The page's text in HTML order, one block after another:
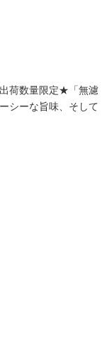
荷数量限定★「無濾
シーな旨味、そして